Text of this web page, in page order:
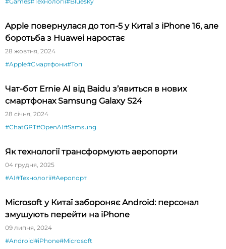
Apple повернулася до топ-5 у Китаї з iPhone 16, але
боротьба з Huawei наростає
28 жовтня, 2024
#Apple#Смартфони#Топ
Чат-бот Ernie AI від Baidu з’явиться в нових
смартфонах Samsung Galaxy S24
28 січня, 2024
#ChatGPT#OpenAI#Samsung
Як технології трансформують аеропорти
04 грудня, 2025
#AI#Технології#Аеропорт
Microsoft у Китаї забороняє Android: персонал
змушують перейти на iPhone
09 липня, 2024
#Android#iPhone#Microsoft